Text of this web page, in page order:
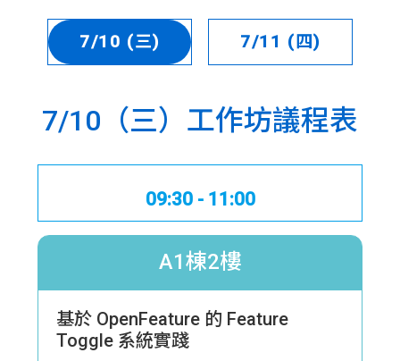
7/10 (三) 7/11 (四)
7/10（三） 工作坊議程表
09:30 - 11:00
A1棟2樓
基於 OpenFeature 的 Feature
Toggle 系統實踐